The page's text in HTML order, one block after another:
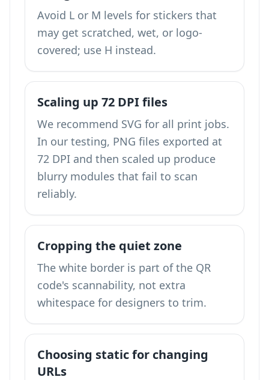
Avoid L or M levels for stickers that
may get scratched, wet, or logo-
covered; use H instead.
Scaling up 72 DPI files
We recommend SVG for all print jobs.
In our testing, PNG files exported at
72 DPI and then scaled up produce
blurry modules that fail to scan
reliably.
Cropping the quiet zone
The white border is part of the QR
code's scannability, not extra
whitespace for designers to trim.
Choosing static for changing
URLs